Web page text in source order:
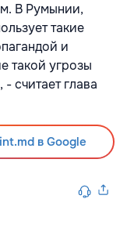
В Румынии,
такие
и
такой угрозы
считает глава
в Google